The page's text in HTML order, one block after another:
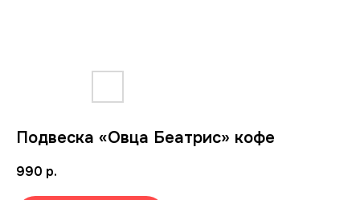
Подвеска «Овца Беатрис» кофе
990 р.